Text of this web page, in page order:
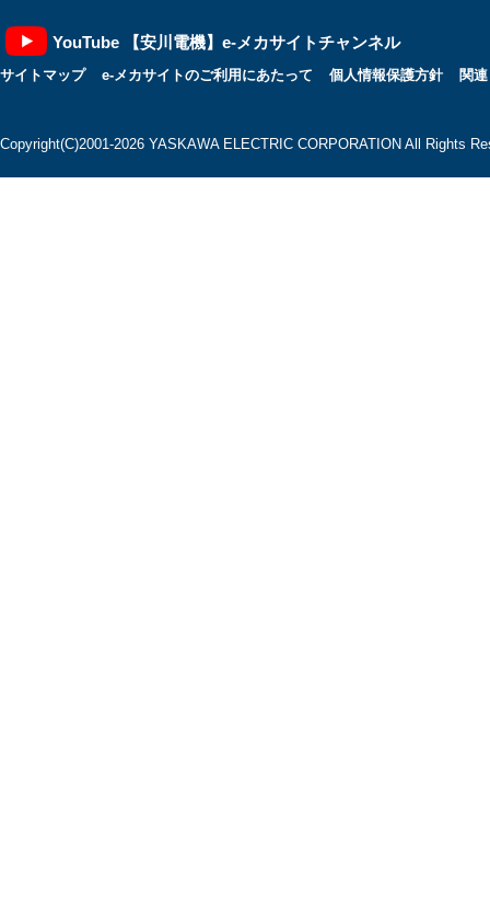
YouTube 【安川電機】e-メカサイトチャンネル
サイトマップ e-メカサイトのご利用にあたって 個人情報保護方針 関
Copyright(C)2001‐2026 YASKAWA ELECTRIC CORPORATION All Rights